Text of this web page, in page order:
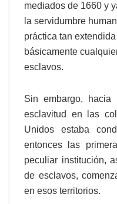
mediados de 1660 y
la servidumbre
práctica tan
básicamente
esclavos.
Sin embargo,
esclavitud en las
Unidos estaba
entonces las
peculiar institución,
de esclavos,
en esos territorios.